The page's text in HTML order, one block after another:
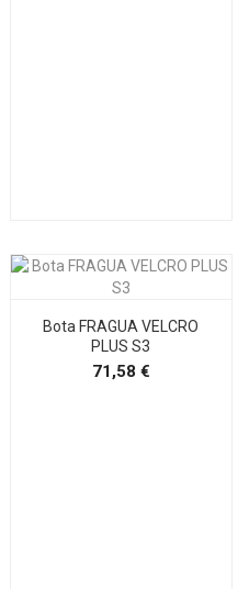
Bota FRAGUA VELCRO
PLUS S3
71,58 €Precio